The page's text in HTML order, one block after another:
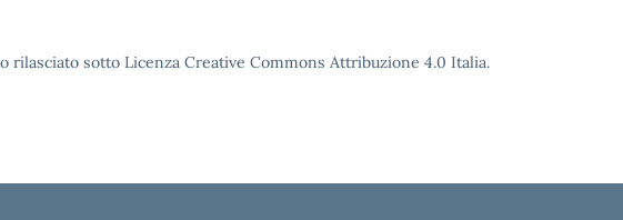
rilasciato sotto Licenza Creative Commons Attribuzione 4.0 Italia.